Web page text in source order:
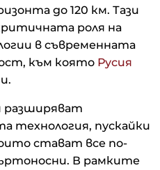
до 120 км. Тази
роля на
в съвременната
към която Русия
разширяват
технология, пускайки
стават все по-
В рамките